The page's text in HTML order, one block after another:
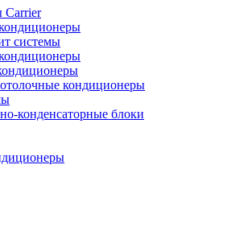
Carrier
системы
кондиционеры
конденсаторные блоки